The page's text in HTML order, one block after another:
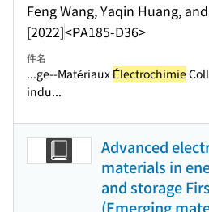
Feng Wang, Yaqin Huang,
[2022]<PA185-D36>
件名
...ge--Matériaux Électrochimie
indu...
Advanced
materials in
and storage
(Emerging